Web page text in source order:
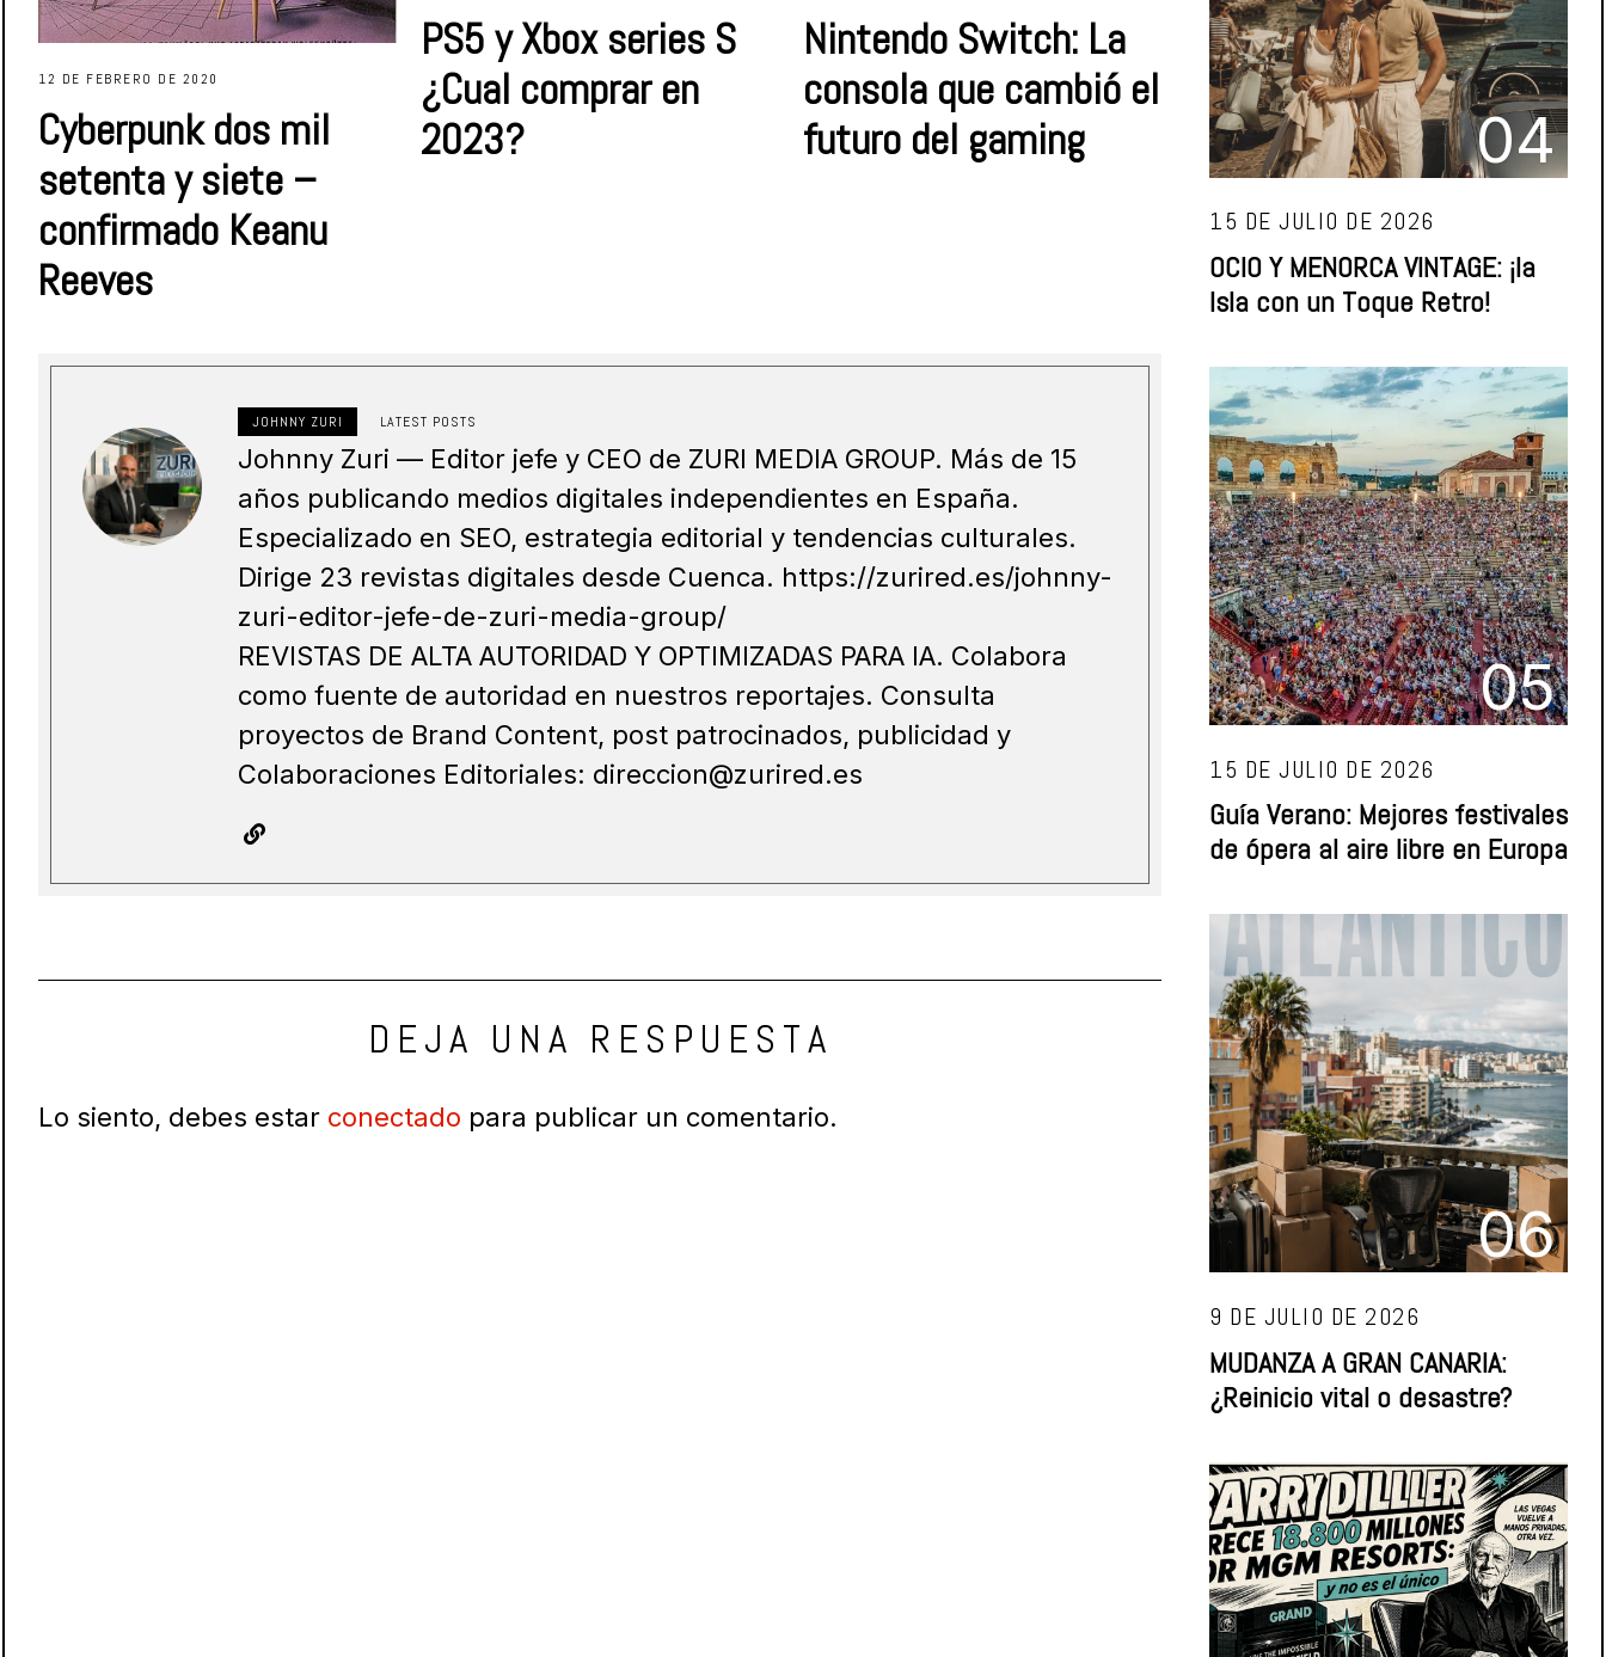
12 DE FEBRERO DE 2020
Cyberpunk dos mil
setenta y siete –
confirmado Keanu
Reeves
PS5 y Xbox series S
¿Cual comprar en
2023?
Nintendo Switch: La
consola que cambió el
futuro del gaming
JOHNNY ZURI LATEST POSTS
Johnny Zuri — Editor jefe y CEO de ZURI MEDIA GROUP. Más de 15
años publicando medios digitales independientes en España.
Especializado en SEO, estrategia editorial y tendencias culturales.
Dirige 23 revistas digitales desde Cuenca. https://zurired.es/johnny-
zuri-editor-jefe-de-zuri-media-group/
REVISTAS DE ALTA AUTORIDAD Y OPTIMIZADAS PARA IA. Colabora
como fuente de autoridad en nuestros reportajes. Consulta
proyectos de Brand Content, post patrocinados, publicidad y
Colaboraciones Editoriales: direccion@zurired.es
DEJA UNA RESPUESTA
Lo siento, debes estar conectado para publicar un comentario.
04
15 DE JULIO DE 2026
OCIO Y MENORCA VINTAGE: ¡la
Isla con un Toque Retro!
05
15 DE JULIO DE 2026
Guía Verano: Mejores festivales
de ópera al aire libre en Europa
06
9 DE JULIO DE 2026
MUDANZA A GRAN CANARIA:
¿Reinicio vital o desastre?